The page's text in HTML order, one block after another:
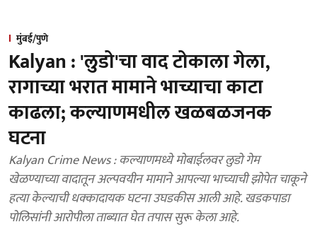
मुंबई/पुणे
Kalyan : 'लुडो'चा वाद टोकाला गेला,
रागाच्या भरात मामाने भाच्याचा काटा
काढला; कल्याणमधील खळबळजनक
घटना
Kalyan Crime News : कल्याणमध्ये मोबाईलवर लुडो गेम
खेळण्याच्या वादातून अल्पवयीन मामाने आपल्या भाच्याची झोपेत चाकूने
हत्या केल्याची धक्कादायक घटना उघडकीस आली आहे. खडकपाडा
पोलिसांनी आरोपीला ताब्यात घेत तपास सुरू केला आहे.